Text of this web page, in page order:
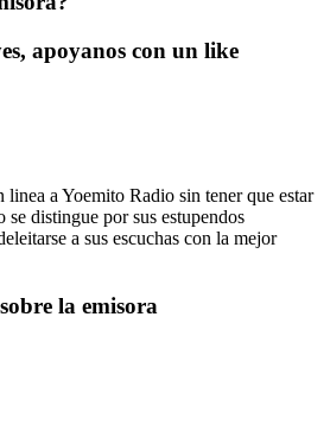
apoyanos con un like
linea a Yoemito Radio sin tener que estar
distingue por sus estupendos
a sus escuchas con la mejor
la emisora